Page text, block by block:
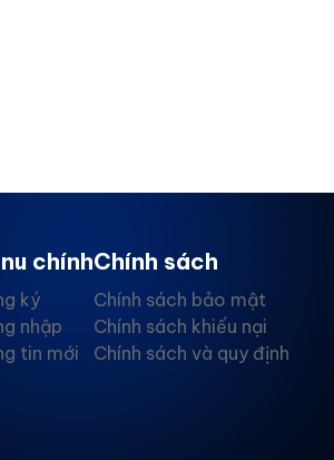
chính
ký
nhập
tin mới
Chính sách
Chính sách bảo mật
Chính sách khiếu nại
Chính sách và quy định